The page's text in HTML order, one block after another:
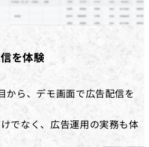
を体験
から、デモ画面で広告配信を
でなく、広告運用の実務も体